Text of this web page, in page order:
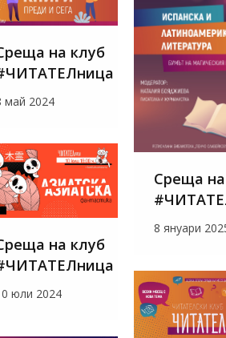
на клуб
май 2024
Среща
8 януари
на клуб
юли 2024